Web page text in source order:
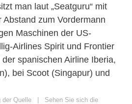
man laut „Seatguru“ mit
Abstand zum Vordermann
Maschinen der US-
Airlines Spirit und Frontier
spanischen Airline Iberia,
bei Scoot (Singapur) und
der Quelle | Sehen Sie sich die